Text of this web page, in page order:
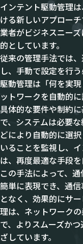
インテント駆動管理
ける新しいアプロー
業者がビジネスニー
的としています。
従来の管理手法では
し、手動で設定を行
駆動管理は「何を実
ットワークを自動的
具体的な要件や制約
で、システムは必要
どにより自動的に選
いることを監視し、
は、再度最適な手段を
この手法によって、
簡単に表現でき、通
となく、効果的にサ
理は、ネットワーク
で、よりスムーズか
ざしています。